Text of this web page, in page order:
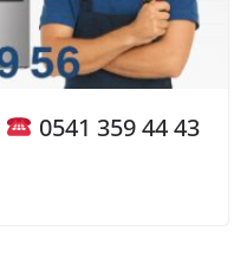
0541 359 44 43